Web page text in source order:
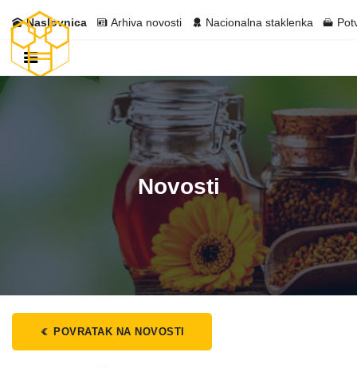
Naslovnica Arhiva novosti Nacionalna staklenka
Novosti
POVRATAK NA NOVOSTI